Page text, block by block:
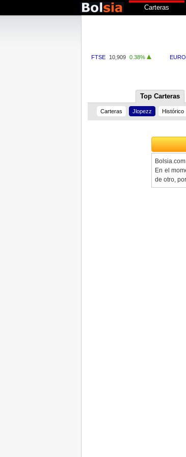
Carteras
FTSE 10,909 0.38%
Top Carteras
Carteras Jlopezz Histórico
En el
de otro,